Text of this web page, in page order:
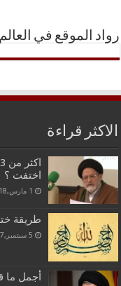
رواد الموقع في العالم
الاكثر قراءة
اختفت ؟
1 مارس,2018
طريقة
5 سبتمبر,2017
أجمل ما